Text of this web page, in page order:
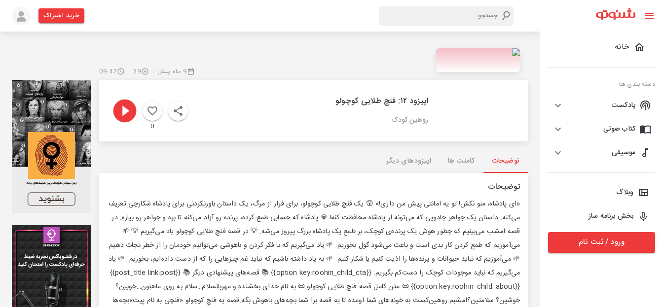
خانه
دسته بندی ها
پادکست
کتاب صوتی
موسیقی
وبلاگ
بخش برنامه ساز
ورود / ثبت نام
خرید اشتراک
9 ماه پیش 39
09:47
اپیزود ۱۲: فنچ طلایی کوچولو
روهین کودک
0
توضیحات کامنت ها اپیزودهای دیگر
توضیحات
«ای پادشاه، منو نکش! تو یه امانتی پیش من داری!» 😲 یک فنچ طلایی کوچولو، برای فرار از مرگ، یک داستان باورنکردنی برای پادشاه شکارچی تعریف
می‌کنه: داستان یک جواهر جادویی که می‌تونه از پادشاه محافظت کنه! 💎 پادشاه که حسابی طمع کرده، پرنده رو آزاد می‌کنه تا بره و جواهر رو بیاره. در
قصه امشب می‌بینیم که چطور هوش یک پرنده‌ی کوچک، بر طمع یک پادشاه بزرگ پیروز می‌شه. 💡 در قصه فنچ طلایی کوچولو یاد می‌گیریم 💡 🌱
می‌آموزیم که طمع کردن کار بدی است و باعث می‌شود گول بخوریم. 🌱 یاد می‌گیریم که با فکر کردن و باهوشی می‌توانیم خودمان را از خطر نجات دهیم.
🌱 می‌آموزیم که نباید حیوانات و پرنده‌ها را اذیت کنیم یا شکار کنیم. 🌱 به یاد داشته باشیم که نباید غم چیزهایی را که از دست داده‌ایم، بخوریم. 🌱 یاد
می‌گیریم که نباید موجودات کوچک را دست‌کم بگیریم. {{option key:roohin_child_cta}} 📚 قصه‌های پیشنهادی دیگر 📚 {{post_title link:post}}
{{option key:roohin_child_about}} 📜 متن کامل قصه فنچ طلایی کوچولو 📜 به نام خدای بخشنده و مهربانسلام…سلام به روی ماهتون…خوبین؟
خوشین؟ سلامتین؟امشبم روهین‌کست به خونه‌های شما اومده تا یه قصه برا شما بچه‌های باهوش بگه.قصه یه فنچِ کوچولو «فنچی به نام پیت»بچه‌ها